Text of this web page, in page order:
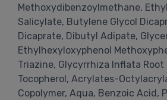
Methoxydibenzoylmethane,
Salicylate, Butylene Glycol
Dicaprate, Dibutyl Adipate,
Ethylhexyloxyphenol
Triazine, Glycyrrhiza Inflata
Tocopherol, Acrylates-
Copolymer, Aqua, Benzoic Acid,